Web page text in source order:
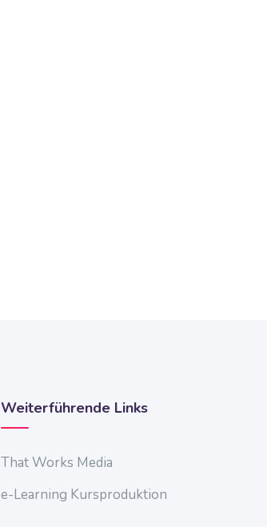
Weiterführende Links
That Works Media
e-Learning Kursproduktion